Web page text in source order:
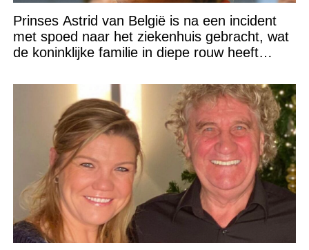
Prinses Astrid van België is na een incident
met spoed naar het ziekenhuis gebracht, wat
de koninklijke familie in diepe rouw heeft